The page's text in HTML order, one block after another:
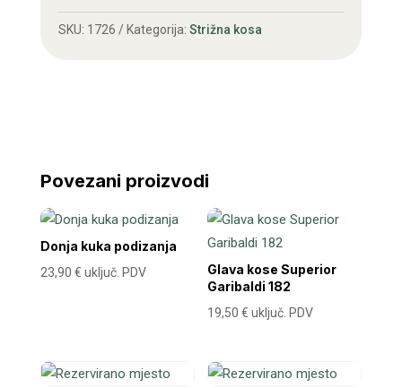
Gramip
količina
SKU: 1726 Kategorija: Strižna kosa
Povezani proizvodi
Donja kuka podizanja
23,90 € uključ. PDV
Glava kose Superior
Garibaldi 182
19,50€ uključ. PDV